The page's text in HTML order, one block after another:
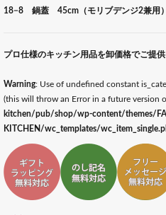
18−8 鍋蓋 45cm（モリブデンジ2兼用
プロ仕様のキッチン用品を卸価格でご提
Warning: Use of undefined constant
(this will throw an Error in a future version
kitchen/pub/shop/wp-content/themes/
KITCHEN/wc_templates/
ギフトラッピング対応ギフトのし